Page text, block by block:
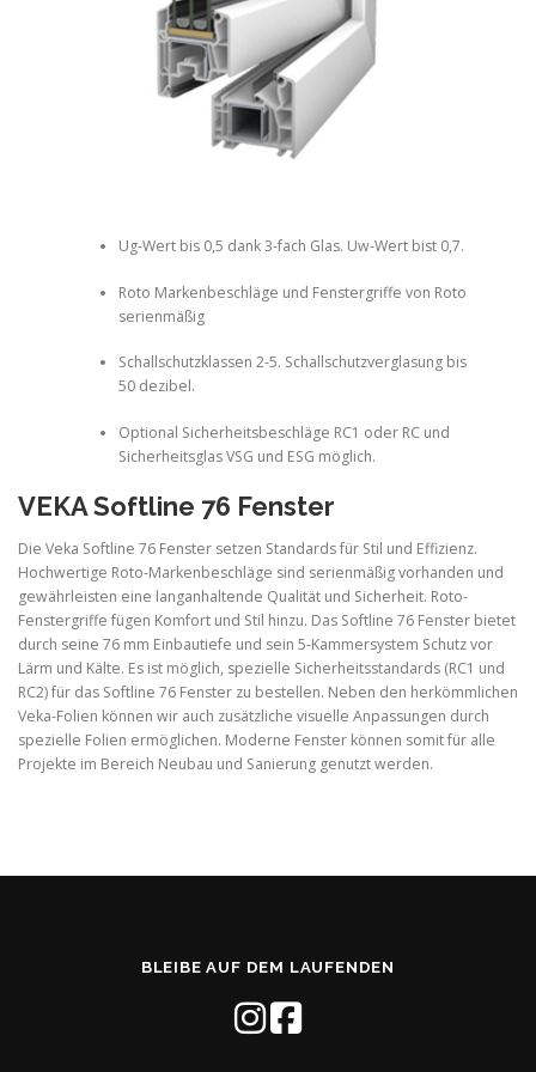
Ug-Wert bis 0,5 dank 3-fach Glas. Uw-Wert bist 0,7.
Roto Markenbeschläge und Fenstergriffe von Roto
serienmäßig
Schallschutzklassen 2-5. Schallschutzverglasung bis
50 dezibel.
Optional Sicherheitsbeschläge RC1 oder RC und
Sicherheitsglas VSG und ESG möglich.
VEKA Softline 76 Fenster
Die Veka Softline 76 Fenster setzen Standards für Stil und Effizienz.
Hochwertige Roto-Markenbeschläge sind serienmäßig vorhanden und
gewährleisten eine langanhaltende Qualität und Sicherheit. Roto-
Fenstergriffe fügen Komfort und Stil hinzu. Das Softline 76 Fenster bietet
durch seine 76 mm Einbautiefe und sein 5-Kammersystem Schutz vor
Lärm und Kälte. Es ist möglich, spezielle Sicherheitsstandards (RC1 und
RC2) für das Softline 76 Fenster zu bestellen. Neben den herkömmlichen
Veka-Folien können wir auch zusätzliche visuelle Anpassungen durch
spezielle Folien ermöglichen. Moderne Fenster können somit für alle
Projekte im Bereich Neubau und Sanierung genutzt werden.
BLEIBE AUF DEM LAUFENDEN